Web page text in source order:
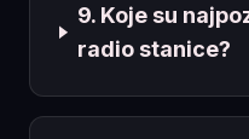
9. Koje su
radio stanice?